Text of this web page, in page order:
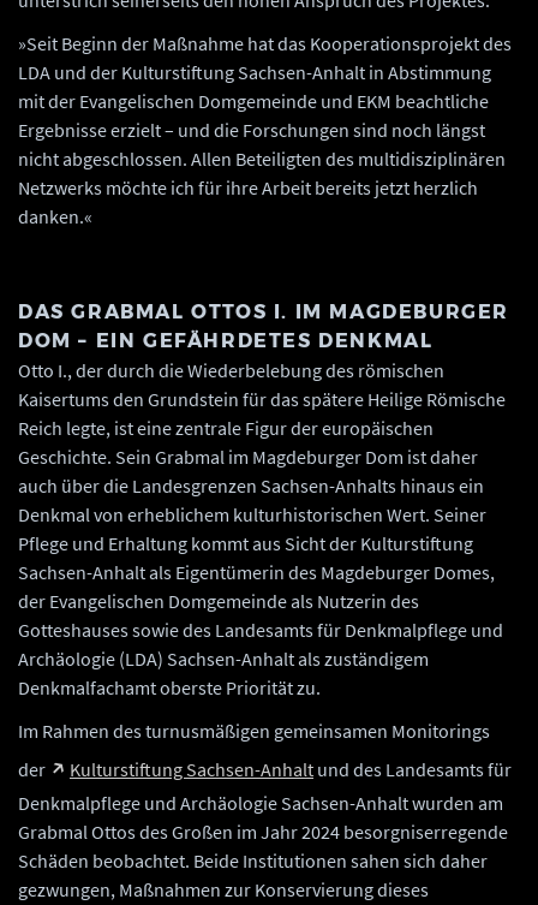
»Seit Beginn der Maßnahme hat das Kooperationsprojekt des
LDA und der Kulturstiftung Sachsen-Anhalt in Abstimmung
mit der Evangelischen Domgemeinde und EKM beachtliche
Ergebnisse erzielt – und die Forschungen sind noch längst
nicht abgeschlossen. Allen Beteiligten des multidisziplinären
Netzwerks möchte ich für ihre Arbeit bereits jetzt herzlich
danken.«
DAS GRABMAL OTTOS I. IM MAGDEBURGER
DOM – EIN GEFÄHRDETES DENKMAL
Otto I., der durch die Wiederbelebung des römischen
Kaisertums den Grundstein für das spätere Heilige Römische
Reich legte, ist eine zentrale Figur der europäischen
Geschichte. Sein Grabmal im Magdeburger Dom ist daher
auch über die Landesgrenzen Sachsen-Anhalts hinaus ein
Denkmal von erheblichem kulturhistorischen Wert. Seiner
Pflege und Erhaltung kommt aus Sicht der Kulturstiftung
Sachsen-Anhalt als Eigentümerin des Magdeburger Domes,
der Evangelischen Domgemeinde als Nutzerin des
Gotteshauses sowie des Landesamts für Denkmalpflege und
Archäologie (LDA) Sachsen-Anhalt als zuständigem
Denkmalfachamt oberste Priorität zu.
Im Rahmen des turnusmäßigen gemeinsamen Monitorings
der
Kulturstiftung Sachsen-Anhalt und des Landesamts für
Denkmalpflege und Archäologie Sachsen-Anhalt wurden am
Grabmal Ottos des Großen im Jahr 2024 besorgniserregende
Schäden beobachtet. Beide Institutionen sahen sich daher
gezwungen, Maßnahmen zur Konservierung dieses